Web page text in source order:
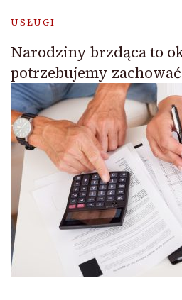
USŁUGI
Narodziny brzdąca to
potrzebujemy